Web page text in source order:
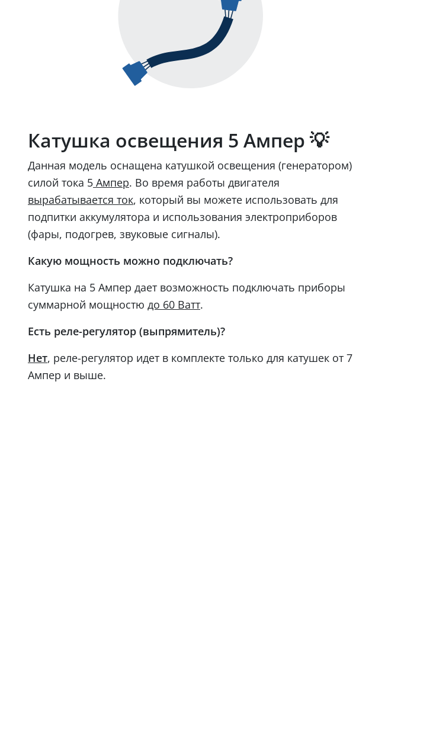
Катушка освещения 5 Ампер 💡
Данная модель оснащена катушкой освещения (генератором)
силой тока 5 Ампер. Во время работы двигателя
вырабатывается ток, который вы можете использовать для
подпитки аккумулятора и использования электроприборов
(фары, подогрев, звуковые сигналы).
Какую мощность можно подключать?
Катушка на 5 Ампер дает возможность подключать приборы
суммарной мощностю до 60 Ватт.
Есть реле-регулятор (выпрямитель)?
Нет, реле-регулятор идет в комплекте только для катушек от 7
Ампер и выше.